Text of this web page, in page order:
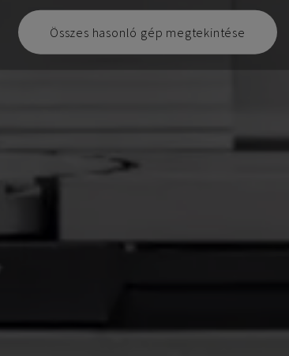
Összes hasonló gép megtekintése